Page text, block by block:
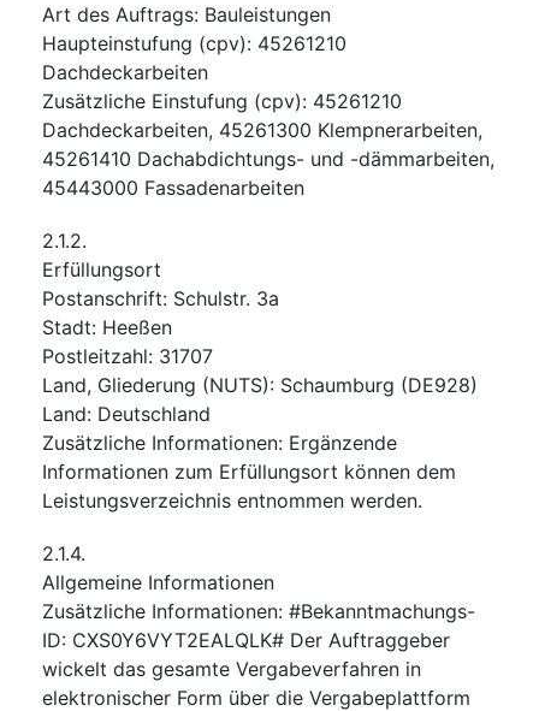
Art des Auftrags: Bauleistungen
Haupteinstufung (cpv): 45261210
Dachdeckarbeiten
Zusätzliche Einstufung (cpv): 45261210
Dachdeckarbeiten, 45261300 Klempnerarbeiten,
45261410 Dachabdichtungs- und -dämmarbeiten,
45443000 Fassadenarbeiten
2.1.2.
Erfüllungsort
Postanschrift: Schulstr. 3a
Stadt: Heeßen
Postleitzahl: 31707
Land, Gliederung (NUTS): Schaumburg (DE928)
Land: Deutschland
Zusätzliche Informationen: Ergänzende
Informationen zum Erfüllungsort können dem
Leistungsverzeichnis entnommen werden.
2.1.4.
Allgemeine Informationen
Zusätzliche Informationen: #Bekanntmachungs-
ID: CXS0Y6VYT2EALQLK# Der Auftraggeber
wickelt das gesamte Vergabeverfahren in
elektronischer Form über die Vergabeplattform